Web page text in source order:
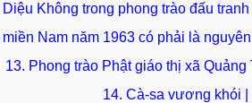
Không trong phong trào đấu
Nam năm 1963 có phải là
13. Phong trào Phật giáo thị xã
14. Cà-sa vương khói